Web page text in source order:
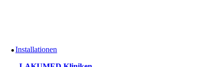
Installationen